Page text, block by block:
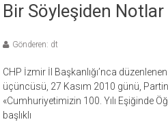
Bir Söyleşiden Notlar
Gönderen: dt
CHP İzmir İl Başkanlığı’nca
üçüncüsü, 27 Kasım 2010 günü,
«Cumhuriyetimizin 100. Yılı Eşiğinde
başlıklı